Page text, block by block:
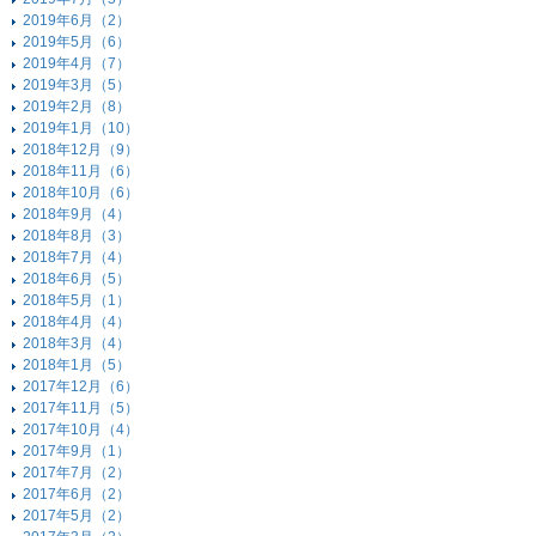
2019年6月（2）
2019年5月（6）
2019年4月（7）
2019年3月（5）
2019年2月（8）
2019年1月（10）
2018年12月（9）
2018年11月（6）
2018年10月（6）
2018年9月（4）
2018年8月（3）
2018年7月（4）
2018年6月（5）
2018年5月（1）
2018年4月（4）
2018年3月（4）
2018年1月（5）
2017年12月（6）
2017年11月（5）
2017年10月（4）
2017年9月（1）
2017年7月（2）
2017年6月（2）
2017年5月（2）